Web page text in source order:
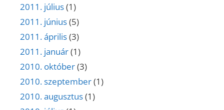
2011. július(1)
2011. június(5)
2011. április(3)
2011. január(1)
2010. október(3)
2010. szeptember(1)
2010. augusztus(1)